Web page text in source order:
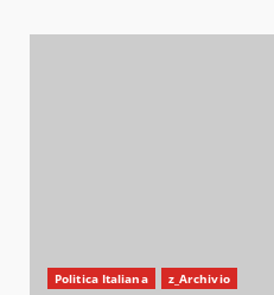
Politica Italiana z_Archivio